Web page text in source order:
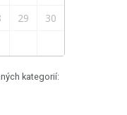
29
30
kategorií: